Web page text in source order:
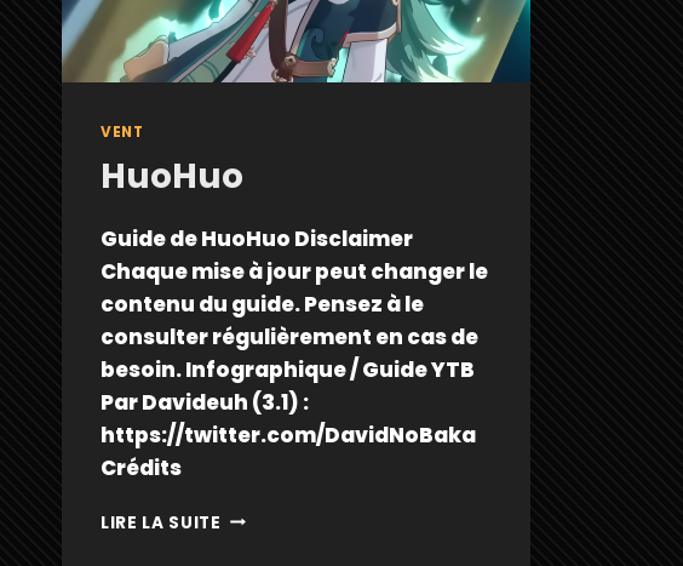
VENT
HuoHuo
Guide de HuoHuo Disclaimer
Chaque mise à jour peut changer le
contenu du guide. Pensez à le
consulter régulièrement en cas de
besoin. Infographique / Guide YTB
Par Davideuh (3.1) :
https://twitter.com/DavidNoBaka
Crédits
LIRE LA SUITE HUOHUO